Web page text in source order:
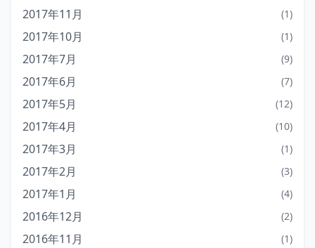
2017年11月 (1)
2017年10月 (1)
2017年7月 (9)
2017年6月 (7)
2017年5月 (12)
2017年4月 (10)
2017年3月 (1)
2017年2月 (3)
2017年1月 (4)
2016年12月 (2)
2016年11月 (1)